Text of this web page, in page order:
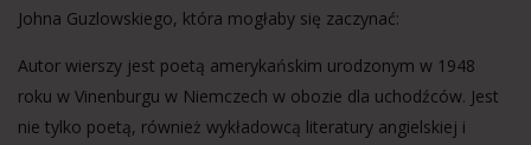
Johna Guzlowskiego, która mogłaby się zaczynać:
Autor wierszy jest poetą amerykańskim urodzonym w 1948
roku w Vinenburgu w Niemczech w obozie dla uchodźców. Jest
nie tylko poetą, również wykładowcą literatury angielskiej i